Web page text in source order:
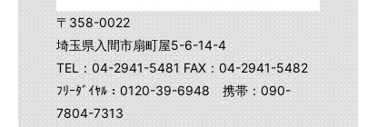
〒358-0022
埼玉県入間市扇町屋5-6-14-4
TEL：04-2941-5481 FAX：04-2941-5482
ﾌﾘｰﾀﾞｲﾔﾙ：0120-39-6948 携帯：090-
7804-7313